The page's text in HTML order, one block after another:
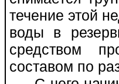
течение этой
воды в
средством
составом по